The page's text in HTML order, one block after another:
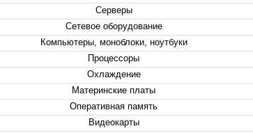
Серверы
Сетевое оборудование
Компьютеры, моноблоки, ноутбуки
Процессоры
Охлаждение
Материнские платы
Оперативная память
Видеокарты